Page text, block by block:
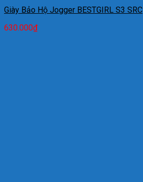
Giày Bảo Hộ Jogger BESTGIRL S3 SRC
630.000₫